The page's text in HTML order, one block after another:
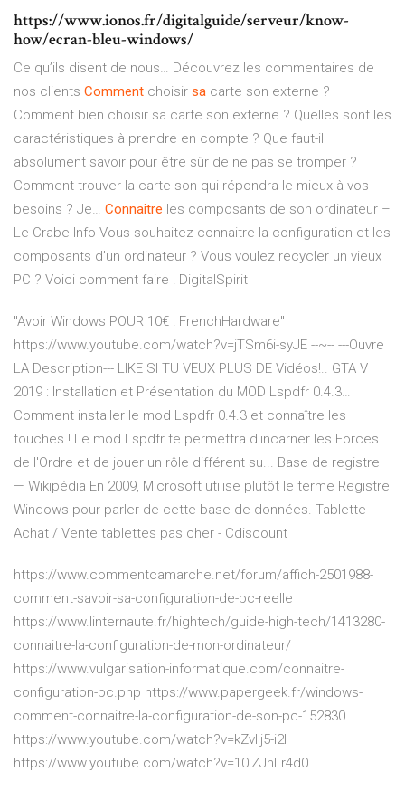
https://www.ionos.fr/digitalguide/serveur/know-
how/ecran-bleu-windows/
Ce qu’ils disent de nous… Découvrez les commentaires de
nos clients Comment choisir sa carte son externe ?
Comment bien choisir sa carte son externe ? Quelles sont les
caractéristiques à prendre en compte ? Que faut-il
absolument savoir pour être sûr de ne pas se tromper ?
Comment trouver la carte son qui répondra le mieux à vos
besoins ? Je… Connaitre les composants de son ordinateur –
Le Crabe Info Vous souhaitez connaitre la configuration et les
composants d’un ordinateur ? Vous voulez recycler un vieux
PC ? Voici comment faire ! DigitalSpirit
"Avoir Windows POUR 10€ ! FrenchHardware"
https://www.youtube.com/watch?v=jTSm6i-syJE --~-- ---Ouvre
LA Description--- LIKE SI TU VEUX PLUS DE Vidéos!.. GTA V
2019 : Installation et Présentation du MOD Lspdfr 0.4.3…
Comment installer le mod Lspdfr 0.4.3 et connaître les
touches ! Le mod Lspdfr te permettra d'incarner les Forces
de l'Ordre et de jouer un rôle différent su... Base de registre
— Wikipédia En 2009, Microsoft utilise plutôt le terme Registre
Windows pour parler de cette base de données. Tablette -
Achat / Vente tablettes pas cher - Cdiscount
https://www.commentcamarche.net/forum/affich-2501988-
comment-savoir-sa-configuration-de-pc-reelle
https://www.linternaute.fr/hightech/guide-high-tech/1413280-
connaitre-la-configuration-de-mon-ordinateur/
https://www.vulgarisation-informatique.com/connaitre-
configuration-pc.php https://www.papergeek.fr/windows-
comment-connaitre-la-configuration-de-son-pc-152830
https://www.youtube.com/watch?v=kZvlIj5-i2I
https://www.youtube.com/watch?v=10IZJhLr4d0